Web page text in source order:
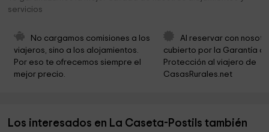
Cementerio
Ayuntamiento de Clariana de Cardener
Sant Sadurní de Clariana
Capella de Sant Salvador 6,7 km
Ayuntamiento de Olius 6,9 km
servicios
No cargamos comisiones a los
viajeros, sino a los alojamientos.
Por eso te ofrecemos siempre el
mejor precio.
Al reservar con
cubierto por la Garantía
Protección al viajero de
CasasRurales.net
Los interesados en La Caseta-Postils también